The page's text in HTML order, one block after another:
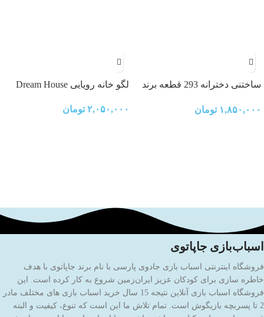
ساختنی دخترانه 293 قطعه برند
۱,۸۵۰,۰۰۰ تومان
لگو خانه رویایی Dream House
۲,۰۵۰,۰۰۰ تومان
اسباب‌بازی جاپاتوی
فروشگاه اینترنتی اسباب بازی جادوی پارسی با نام برند جاپاتوی با هدف
خاطره سازی برای کودکان عزیز ایران‌زمین شروع به کار کرده است. این
فروشگاه اسباب بازی آنلاین نتیجه 15 سال خرید اسباب بازی های مختلف مادر
2 تا پسربچه بازیگوش است. تمام تلاش ما این است که تنوع، کیفیت و البته